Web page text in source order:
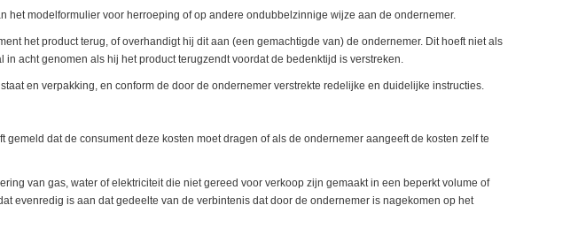
modelformulier voor herroeping of op andere ondubbelzinnige wijze aan de ondernemer.
het product terug, of overhandigt hij dit aan (een gemachtigde van) de ondernemer. Dit hoeft niet als
acht genomen als hij het product terugzendt voordat de bedenktijd is verstreken.
en verpakking, en conform de door de ondernemer verstrekte redelijke en duidelijke instructies.
dat de consument deze kosten moet dragen of als de ondernemer aangeeft de kosten zelf te
van gas, water of elektriciteit die niet gereed voor verkoop zijn gemaakt in een beperkt volume of
evenredig is aan dat gedeelte van de verbintenis dat door de ondernemer is nagekomen op het